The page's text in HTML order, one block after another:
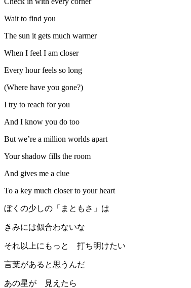
Wait to find you
The sun it gets much warmer
When I feel I am closer
Every hour feels so long
(Where have you gone?)
I try to reach for you
And I know you do too
But we’re a million worlds apart
Your shadow fills the room
And gives me a clue
To a key much closer to your heart
ぼくの少しの「まともさ」は
きみには似合わないな
それ以上にもっと 打ち明けたい
言葉があると思うんだ
あの星が 見えたら